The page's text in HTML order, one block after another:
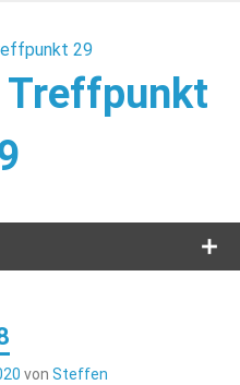
Treffpunkt
von Steffen